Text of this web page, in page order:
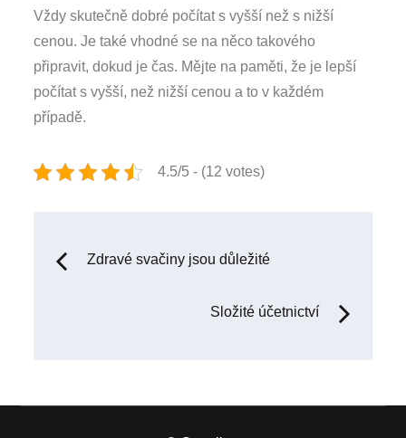
Vždy skutečně dobré počítat s vyšší než s nižší
cenou. Je také vhodné se na něco takového
připravit, dokud je čas. Mějte na paměti, že je lepší
počítat s vyšší, než nižší cenou a to v každém
případě.
4.5/5 - (12 votes)
Navigace
Zdravé svačiny jsou důležité
Složité účetnictví